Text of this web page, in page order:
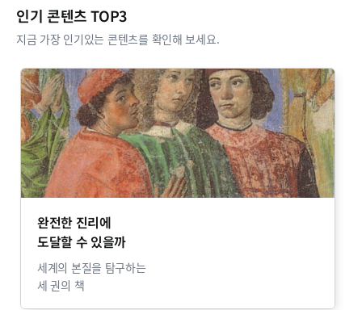
인기 콘텐츠 TOP3
지금 가장 인기있는 콘텐츠를 확인해 보세요.
완전한 진리에
도달할 수 있을까
세계의 본질을 탐구하는
세 권의 책